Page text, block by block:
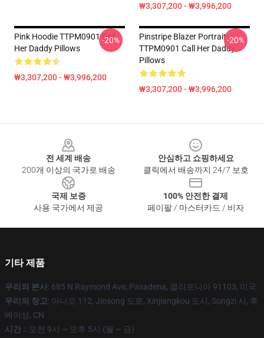
₩3,307,200 - ₩3,996,200
Pink Hoodie TTPM0901 Call
Her Daddy Pillows
₩3,307,200 - ₩3,996,200
-20%
Pinstripe Blazer Portrait
TTPM0901 Call Her Daddy
Pillows
₩3,307,200 - ₩3,996,200
-20%
전 세계 배송
200개 이상의 국가로 배송
안심하고 쇼핑하세요
클릭에서 배송까지 24/7 보호
국제 보증
사용 국가에서 제공
100% 안전한 결제
페이팔 / 마스터카드 / 비자
기타 제품
우리의 본사: 685 N Raymond Ave, Pasadena, 캘리포니아 91103, 미국
우리의 창고: 아니오 112, Jinsong 도로, Xinjiangkou 도시, Songzi 시, 후
베이성, CN
시간 :: 오전 9시 ~ 오후 5시 (월 ~ 금)